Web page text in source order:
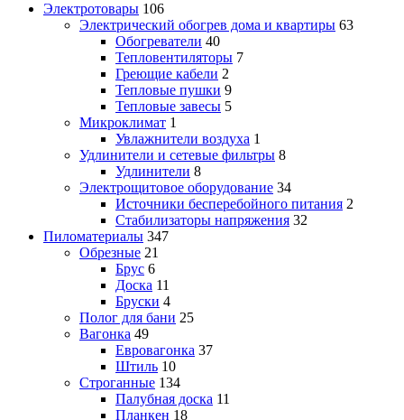
Электротовары 106
Электрический обогрев дома и квартиры 63
Обогреватели 40
Тепловентиляторы 7
Греющие кабели 2
Тепловые пушки 9
Тепловые завесы 5
Микроклимат 1
Увлажнители воздуха 1
Удлинители и сетевые фильтры 8
Удлинители 8
Электрощитовое оборудование 34
Источники бесперебойного питания 2
Стабилизаторы напряжения 32
Пиломатериалы 347
Обрезные 21
Брус 6
Доска 11
Бруски 4
Полог для бани 25
Вагонка 49
Евровагонка 37
Штиль 10
Строганные 134
Палубная доска 11
Планкен 18